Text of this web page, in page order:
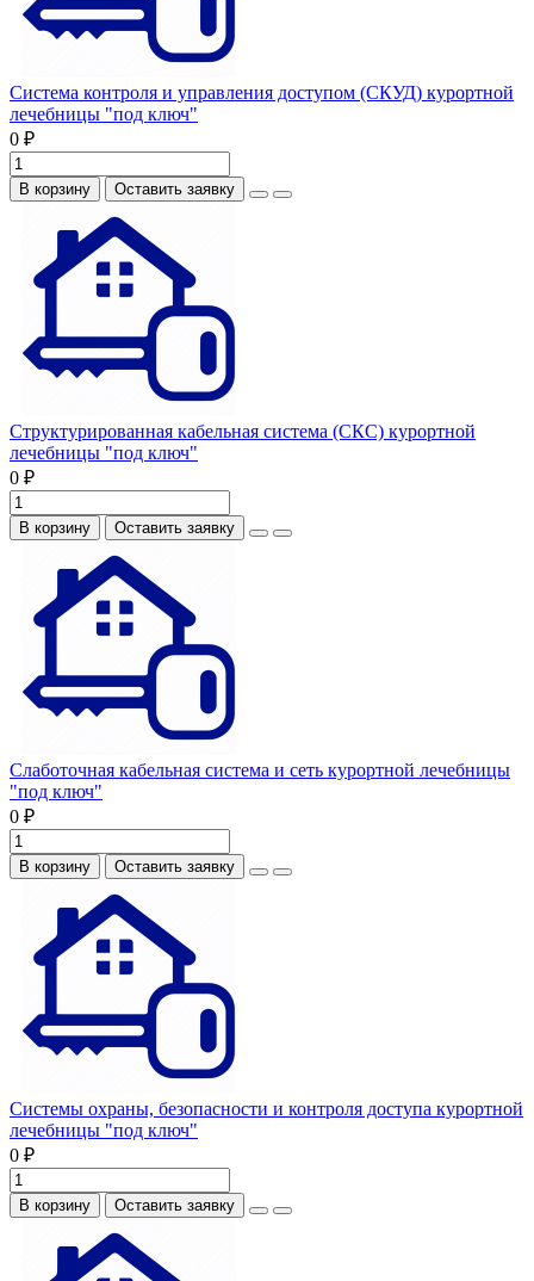
Система контроля и управления доступом (СКУД) курортной
лечебницы "под ключ"
0 ₽
В корзину Оставить заявку
Структурированная кабельная система (СКС) курортной
лечебницы "под ключ"
0 ₽
В корзину Оставить заявку
Слаботочная кабельная система и сеть курортной лечебницы
"под ключ"
0 ₽
В корзину Оставить заявку
Системы охраны, безопасности и контроля доступа курортной
лечебницы "под ключ"
0 ₽
В корзину Оставить заявку